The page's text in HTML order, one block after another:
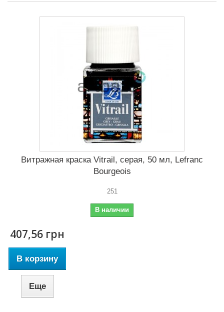
Витражная краска Vitrail, серая, 50 мл, Lefranc
Bourgeois
251
В наличии
407,56 грн
В корзину
Еще